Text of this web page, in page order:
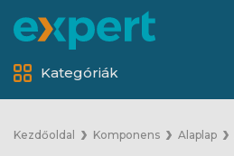
Kategóriák
Kezdőoldal Komponens Alaplap